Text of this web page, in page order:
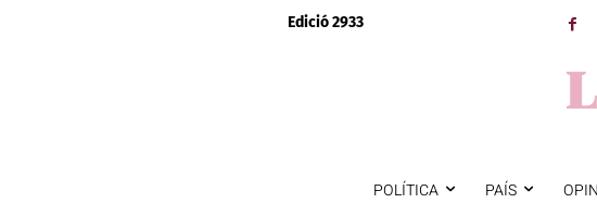
Edició 2933
POLÍTICA PAÍS